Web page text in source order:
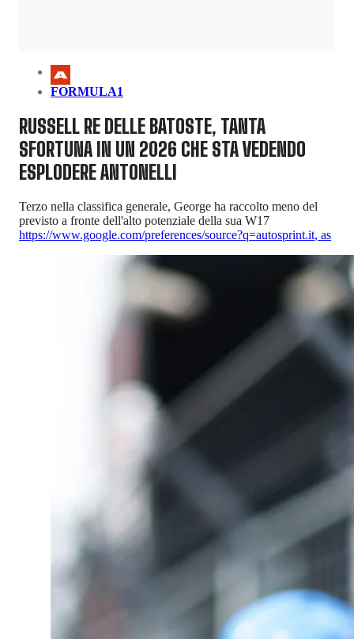
FORMULA1
RUSSELL RE DELLE BATOSTE, TANTA
SFORTUNA IN UN 2026 CHE STA VEDENDO
ESPLODERE ANTONELLI
Terzo nella classifica generale, George ha raccolto meno del
previsto a fronte dell'alto potenziale della sua W17
https://www.google.com/preferences/source?q=autosprint.it, as